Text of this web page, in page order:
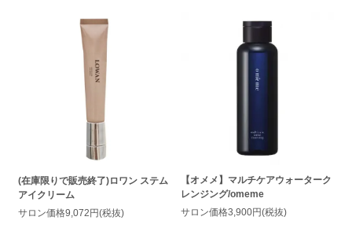
(在庫限りで販売終了)ロワン ステム
アイクリーム
サロン価格9,072円(税抜)
【オメメ】マルチケアウォーターク
レンジング/omeme
サロン価格3,900円(税抜)